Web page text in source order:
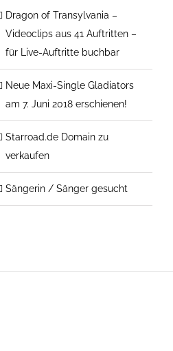
Dragon of Transylvania –
Videoclips aus 41 Auftritten –
für Live-Auftritte buchbar
Neue Maxi-Single Gladiators
am 7. Juni 2018 erschienen!
Starroad.de Domain zu
verkaufen
Sängerin / Sänger gesucht